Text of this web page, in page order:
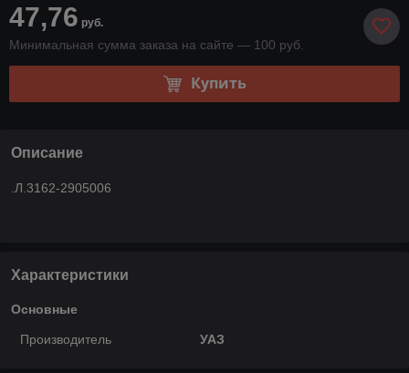
47,76 руб.
Минимальная сумма заказа на сайте — 100 руб.
Купить
Описание
.Л.3162-2905006
Характеристики
Основные
Производитель УАЗ